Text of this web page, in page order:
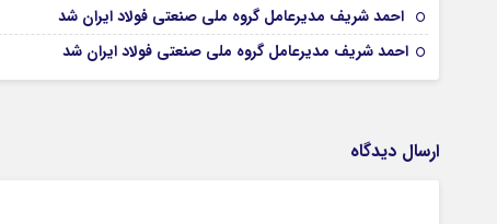
احمد شریف مدیرعامل گروه ملی صنعتی فولاد ایران شد
احمد شریف مدیرعامل گروه ملی صنعتی فولاد ایران شد
ارسال دیدگاه